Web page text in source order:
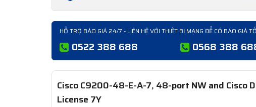
HỖ TRỢ BÁO GIÁ 24/7 - LIÊN HỆ VỚI THIẾT BỊ MẠNG ĐỂ CÓ BÁO GIÁ
0522 388 688 0568 388
Cisco C9200-48-E-A-7, 48-port NW and Cisco
License 7Y